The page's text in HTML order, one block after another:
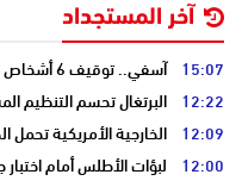
آخر المستجداد
15:07 آسفي.. توقيف 6 أشخاص بجمعة سحيم للاشتباه في التنقيب عن الكنوز .
12:22 البرتغال تحسم التنظيم المشترك لمونديال 2030
12:09 الخارجية الأمريكية
12:00 لبؤات الأطلس أمام